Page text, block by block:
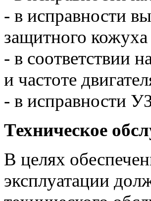
- в исправности
защитного кожуха
- в соответствии
и частоте
- в исправности
Техническое
В целях
эксплуатации